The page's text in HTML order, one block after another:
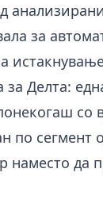
за
Делта:
со
по сегмент
наместо да